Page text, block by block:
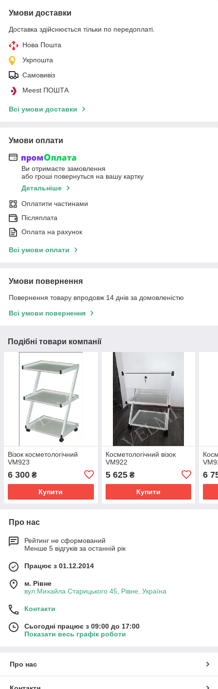
Умови доставки
Доставка здійснюється тільки по передоплаті.
Нова Пошта
Укрпошта
Самовивіз
Meest ПОШТА
Всі умови доставки
Умови оплати
Ви отримаєте замовлення
або гроші повернуться на вашу картку
Детальніше
Оплатити частинами
Післяплата
Оплата на рахунок
Всі умови оплати
Умови повернення
Повернення товару впродовж 14 днів за домовленістю
Всі умови повернення
Подібні товари компанії
Візок косметологічний
VM923
6 300 ₴
Купити
Косметологічний візок
VM922
5 625₴
Купити
6
Про нас
Рейтинг не сформований
Менше 5 відгуків за останній рік
Працює з 01.12.2014
м. Рівне
вул.Михайла Старицького 45, Рівне, Україна
Контакти
Сьогодні працює з 09:00 до 17:00
Показати весь графік роботи
Про нас